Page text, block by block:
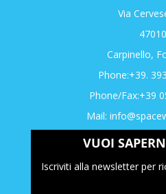
Via
47010
Carpinello,
Phone:+39.
Phone/Fax:+39
Mail:
VUOI
Iscriviti alla newsletter per